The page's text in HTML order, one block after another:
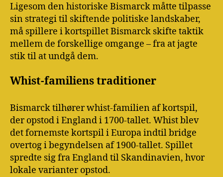
Ligesom den historiske Bismarck måtte tilpasse
sin strategi til skiftende politiske landskaber,
må spillere i kortspillet Bismarck skifte taktik
mellem de forskellige omgange – fra at jagte
stik til at undgå dem.
Whist-familiens traditioner
Bismarck tilhører whist-familien af kortspil,
der opstod i England i 1700-tallet. Whist blev
det fornemste kortspil i Europa indtil bridge
overtog i begyndelsen af 1900-tallet. Spillet
spredte sig fra England til Skandinavien, hvor
lokale varianter opstod.